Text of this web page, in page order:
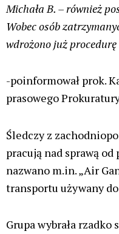
Michała B. – również
Wobec osób
wdrożono już
-poinformował prok.
prasowego
Śledczy z
pracują nad sprawą
nazwano m.in. „Air
transportu używany
Grupa wybrała rzadko